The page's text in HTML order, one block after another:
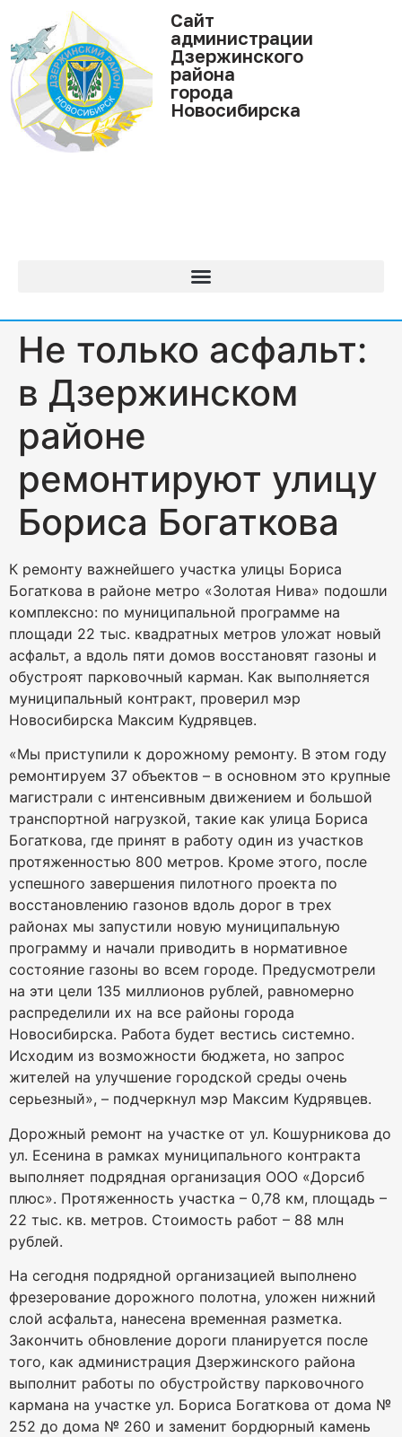
Cайт
администрации
Дзержинского
района
города
Новосибирска
Не только асфальт:
в Дзержинском
районе
ремонтируют улицу
Бориса Богаткова
К ремонту важнейшего участка улицы Бориса
Богаткова в районе метро «Золотая Нива» подошли
комплексно: по муниципальной программе на
площади 22 тыс. квадратных метров уложат новый
асфальт, а вдоль пяти домов восстановят газоны и
обустроят парковочный карман. Как выполняется
муниципальный контракт, проверил мэр
Новосибирска Максим Кудрявцев.
«Мы приступили к дорожному ремонту. В этом году
ремонтируем 37 объектов – в основном это крупные
магистрали с интенсивным движением и большой
транспортной нагрузкой, такие как улица Бориса
Богаткова, где принят в работу один из участков
протяженностью 800 метров. Кроме этого, после
успешного завершения пилотного проекта по
восстановлению газонов вдоль дорог в трех
районах мы запустили новую муниципальную
программу и начали приводить в нормативное
состояние газоны во всем городе. Предусмотрели
на эти цели 135 миллионов рублей, равномерно
распределили их на все районы города
Новосибирска. Работа будет вестись системно.
Исходим из возможности бюджета, но запрос
жителей на улучшение городской среды очень
серьезный», – подчеркнул мэр Максим Кудрявцев.
Дорожный ремонт на участке от ул. Кошурникова до
ул. Есенина в рамках муниципального контракта
выполняет подрядная организация ООО «Дорсиб
плюс». Протяженность участка – 0,78 км, площадь –
22 тыс. кв. метров. Стоимость работ – 88 млн
рублей.
На сегодня подрядной организацией выполнено
фрезерование дорожного полотна, уложен нижний
слой асфальта, нанесена временная разметка.
Закончить обновление дороги планируется после
того, как администрация Дзержинского района
выполнит работы по обустройству парковочного
кармана на участке ул. Бориса Богаткова от дома №
252 до дома № 260 и заменит бордюрный камень